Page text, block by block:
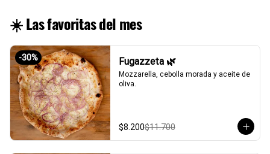
☀️ Las favoritas del mes
-30% Fugazzeta 🌿
Mozzarella, cebolla morada y aceite de
oliva.
$8.200$11.700